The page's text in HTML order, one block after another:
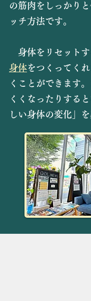
の筋肉をしっかり
ッチ方法です。
身体をリセットす
身体をつくってく
くことができます
くくなったりする
しい身体の変化」